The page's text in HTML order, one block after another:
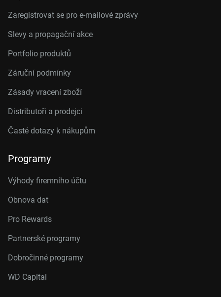
Zaregistrovat se pro e-mailové zprávy
Slevy a propagační akce
Portfolio produktů
Záruční podmínky
Zásady vracení zboží
Distributoři a prodejci
Časté dotazy k nákupům
Programy
Výhody firemního účtu
Obnova dat
Pro Rewards
Partnerské programy
Dobročinné programy
WD Capital